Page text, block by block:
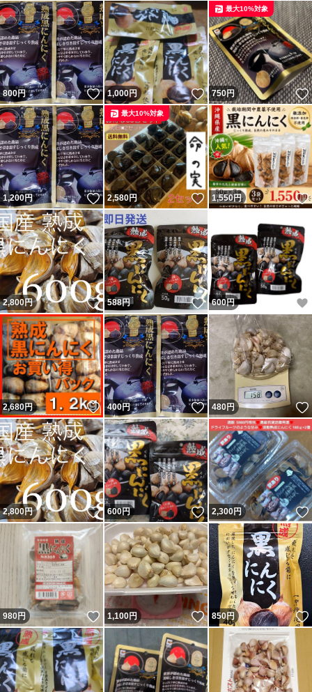
800円 いいね！
1,000円 いいね！
750円
最大10%対象
1,200円 いいね！
2,580円 いいね！
最大10%対象
1,550円
2,800円 いいね！
588円 いいね！
600円
2,680円 いいね！
400円 いいね！
480円
2,800円 いいね！
600円 いいね！
2,300円
980円 いいね！
1,100円 いいね！
850円